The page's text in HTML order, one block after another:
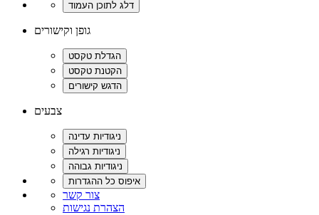
גופן וקישורים
צבעים
צור קשר
הצהרת נגישות